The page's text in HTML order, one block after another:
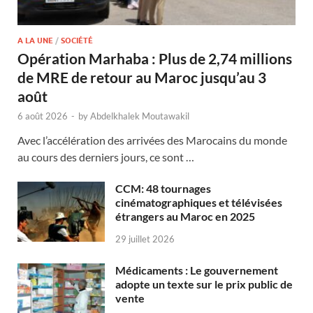
A LA UNE / SOCIÉTÉ
Opération Marhaba : Plus de 2,74 millions
de MRE de retour au Maroc jusqu’au 3
août
6 août 2026 - byAbdelkhalek Moutawakil
Avec l’accélération des arrivées des Marocains du monde
au cours des derniers jours, ce sont …
CCM: 48 tournages
cinématographiques et télévisées
étrangers au Maroc en 2025
29 juillet 2026
Médicaments : Le gouvernement
adopte un texte sur le prix public de
vente